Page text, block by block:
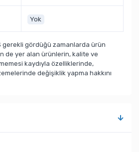
Yok
gerekli gördüğü zamanlarda ürün
de yer alan ürünlerin, kalite ve
kaydıyla özelliklerinde,
değişiklik yapma hakkını